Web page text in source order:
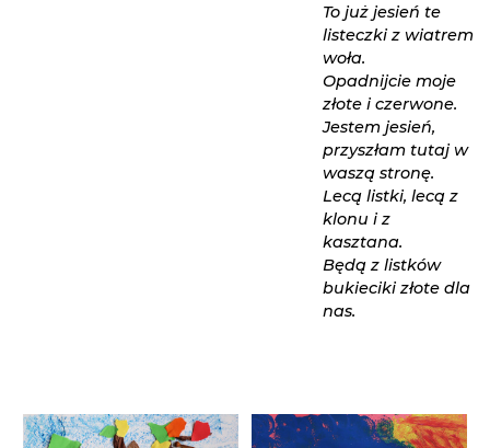
To już jesień te
listeczki z wiatrem
woła.
Opadnijcie moje
złote i czerwone.
Jestem jesień,
przyszłam tutaj w
waszą stronę.
Lecą listki, lecą z
klonu i z
kasztana.
Będą z listków
bukieciki złote dla
nas.